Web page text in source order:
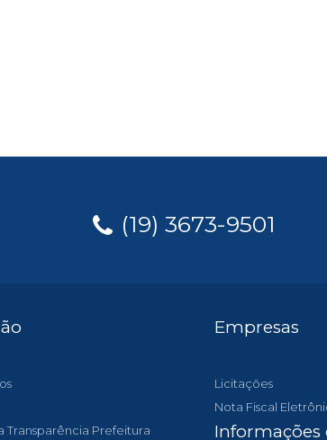
(19) 3673-9501
Transparência Prefeitura
Empresas
Licitações
Nota Fiscal
Informações